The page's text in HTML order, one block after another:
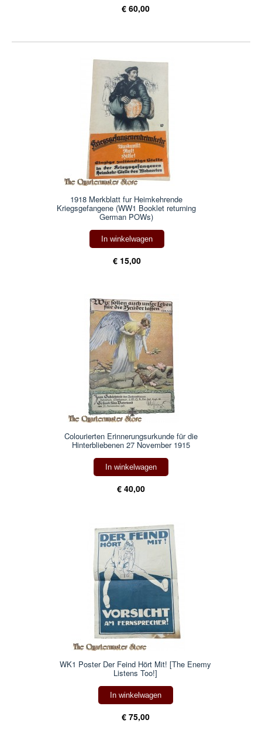
€ 60,00
1918 Merkblatt fur Heimkehrende
Kriegsgefangene (WW1 Booklet returning
German POWs)
In winkelwagen
€ 15,00
Colourierten Erinnerungsurkunde für die
Hinterbliebenen 27 November 1915
In winkelwagen
€ 40,00
WK1 Poster Der Feind Hört Mit! [The Enemy
Listens Too!]
In winkelwagen
€ 75,00